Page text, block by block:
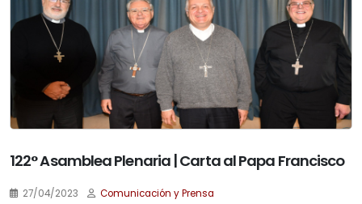
122° Asamblea Plenaria | Carta al Papa Francisco
27/04/2023 Comunicación y Prensa